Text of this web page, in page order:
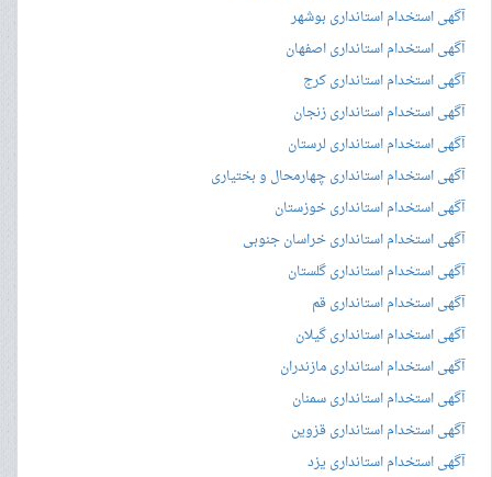
آگهی استخدام استانداری بوشهر
آگهی استخدام استانداری اصفهان
آگهی استخدام استانداری کرج
آگهی استخدام استانداری زنجان
آگهی استخدام استانداری لرستان
آگهی استخدام استانداری چهارمحال و بختیاری
آگهی استخدام استانداری خوزستان
آگهی استخدام استانداری خراسان جنوبی
آگهی استخدام استانداری گلستان
آگهی استخدام استانداری قم
آگهی استخدام استانداری گیلان
آگهی استخدام استانداری مازندران
آگهی استخدام استانداری سمنان
آگهی استخدام استانداری قزوین
آگهی استخدام استانداری یزد